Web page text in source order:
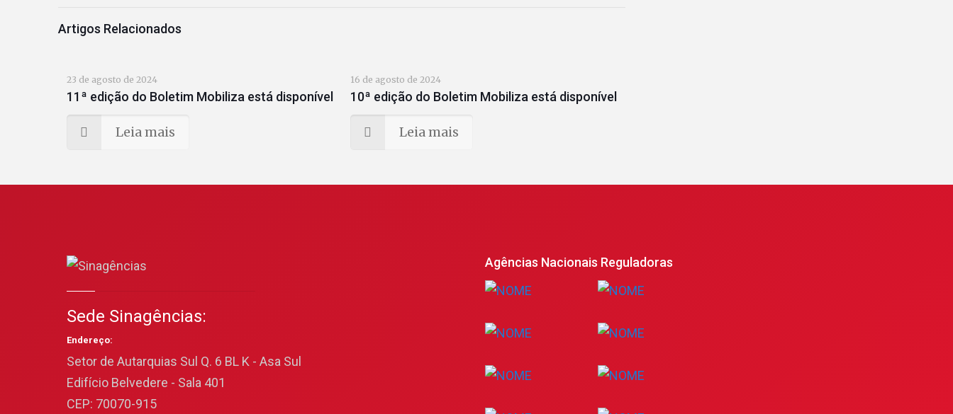
Artigos Relacionados
23 de agosto de 2024
11ª edição do Boletim Mobiliza está disponível
Leia mais
16 de agosto de 2024
10ª edição do Boletim Mobiliza está disponível
Leia mais
Sede Sinagências:
Endereço:
Setor de Autarquias Sul Q. 6 BL K - Asa Sul
Edifício Belvedere - Sala 401
CEP: 70070-915
Agências Nacionais Reguladoras